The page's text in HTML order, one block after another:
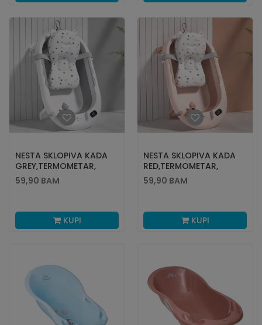
NESTA SKLOPIVA KADA
GREY,TERMOMETAR,
UMETAK
59,90 BAM
KUPI
NESTA SKLOPIVA KADA
RED,TERMOMETAR,
UMETAK
59,90 BAM
KUPI